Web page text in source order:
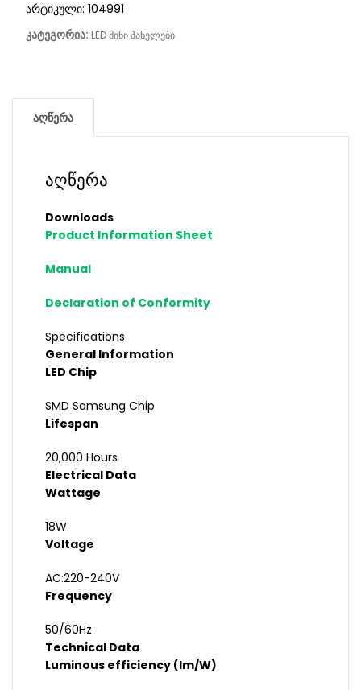
არტიკული: 104991
კატეგორია: LED მინი პანელები
აღწერა
აღწერა
Downloads
Product Information Sheet
Manual
Declaration of Conformity
Specifications
General Information
LED Chip
SMD Samsung Chip
Lifespan
20,000 Hours
Electrical Data
Wattage
18W
Voltage
AC:220-240V
Frequency
50/60Hz
Technical Data
Luminous efficiency (lm/W)